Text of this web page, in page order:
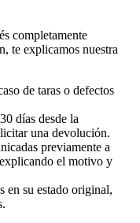
completamente
te explicamos nuestra
de taras o defectos
días desde la
una devolución.
previamente a
el motivo y
en su estado original,